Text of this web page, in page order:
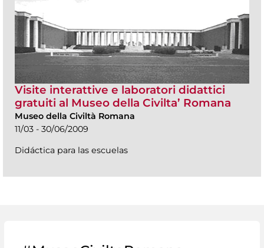
Visite interattive e laboratori didattici
gratuiti al Museo della Civilta’ Romana
Museo della Civiltà Romana
11/03 - 30/06/2009
Didáctica para las escuelas